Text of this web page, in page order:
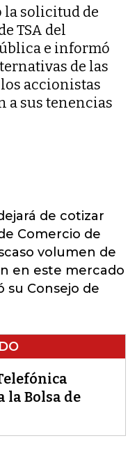
la solicitud de
TSA del
e informó
de las
accionistas
a sus tenencias
de cotizar
Comercio de
volumen de
en este mercado
su Consejo de
la Bolsa de